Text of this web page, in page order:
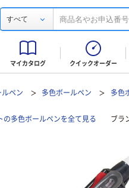
すべて
マイカタログ クイックオーダー
ルペン 多色ボールペン 多色
の多色ボールペンを全て見る ブラ